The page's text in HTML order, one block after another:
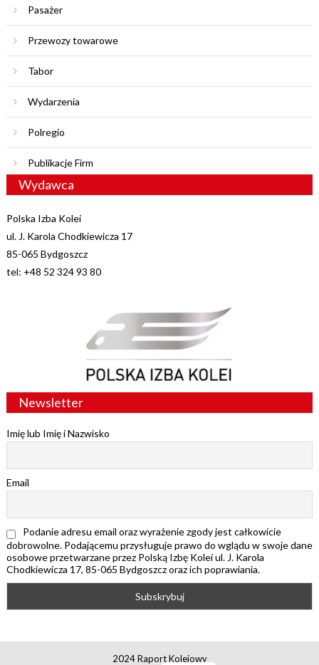
Pasażer
Przewozy towarowe
Tabor
Wydarzenia
Polregio
Publikacje Firm
Wydawca
Polska Izba Kolei
ul. J. Karola Chodkiewicza 17
85-065 Bydgoszcz
tel: +48 52 324 93 80
Newsletter
Imię lub Imię i Nazwisko
Email
Podanie adresu email oraz wyrażenie zgody jest całkowicie
dobrowolne. Podającemu przysługuje prawo do wglądu w swoje dane
osobowe przetwarzane przez Polską Izbę Kolei ul. J. Karola
Chodkiewicza 17, 85-065 Bydgoszcz oraz ich poprawiania.
2024 Raport Kolejowy